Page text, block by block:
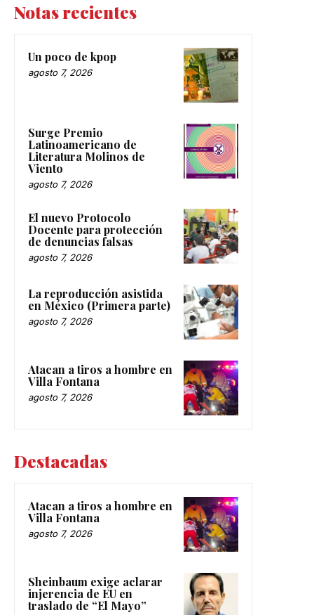
Notas recientes
Un poco de kpop
agosto 7, 2026
Surge Premio
Latinoamericano de
Literatura Molinos de
Viento
agosto 7, 2026
El nuevo Protocolo
Docente para protección
de denuncias falsas
agosto 7, 2026
La reproducción asistida
en México (Primera parte)
agosto 7, 2026
Atacan a tiros a hombre en
Villa Fontana
agosto 7, 2026
Destacadas
Atacan a tiros a hombre en
Villa Fontana
agosto 7, 2026
Sheinbaum exige aclarar
injerencia de EU en
traslado de “El Mayo”